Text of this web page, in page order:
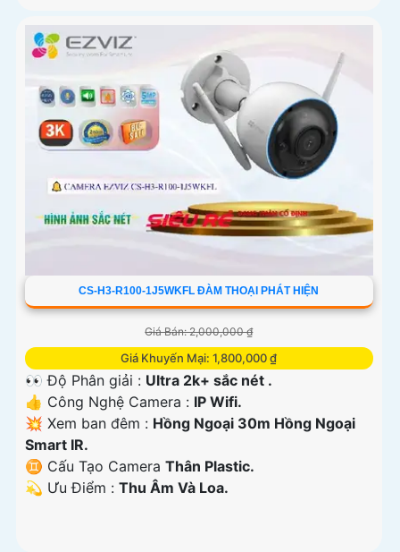
CS-H3-R100-1J5WKFL ĐÀM THOẠI PHÁT HIỆN
Giá Bán: 2,000,000 ₫
Giá Khuyến Mại: 1,800,000 ₫
👀 Độ Phân giải : Ultra 2k+ sắc nét .
👍 Công Nghệ Camera : IP Wifi.
💥 Xem ban đêm : Hồng Ngoại 30m Hồng Ngoại
Smart IR.
♊ Cấu Tạo Camera Thân Plastic.
️💫 Ưu Điểm : Thu Âm Và Loa.